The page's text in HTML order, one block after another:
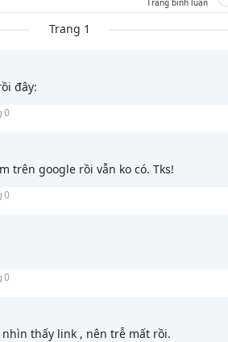
Trang bình luận
Trang 1
đây:
0
trên google rồi vẫn ko có. Tks!
0
0
thấy link , nên trễ mất rồi.